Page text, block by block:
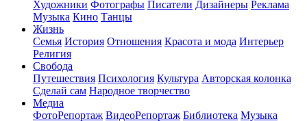
Художники Фотографы Писатели Дизайнеры Реклама
Музыка Кино Танцы
Жизнь
Семья История Отношения Красота и мода Интерьер
Религия
Свобода
Путешествия Психология Культура Авторская колонка
Сделай сам Народное творчество
Медиа
ФотоРепортаж ВидеоРепортаж Библиотека Музыка